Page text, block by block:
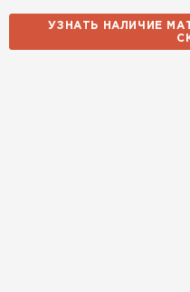
УЗНАТЬ НАЛИЧИЕ